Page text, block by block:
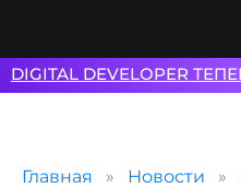
Главная Новости